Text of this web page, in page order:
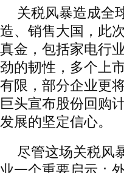
关税风暴造成全
造、销售大国，此
真金，包括家电行
劲的韧性，多个上
有限，部分企业更
巨头宣布股份回购
发展的坚定信心。
尽管这场关税风